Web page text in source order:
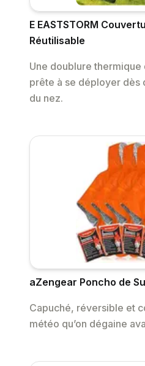
E EASTSTORM
Réutilisable
Une doublure thermique
prête à se déployer dès
du nez.
aZengear Poncho de
Capuché, réversible et
météo qu’on dégaine